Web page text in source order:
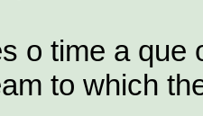
o time a que
to which